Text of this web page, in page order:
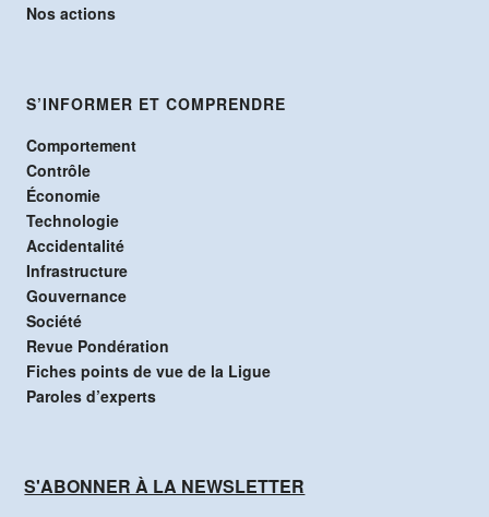
Nos actions
S’INFORMER ET COMPRENDRE
Comportement
Contrôle
Économie
Technologie
Accidentalité
Infrastructure
Gouvernance
Société
Revue Pondération
Fiches points de vue de la Ligue
Paroles d’experts
S'ABONNER À LA NEWSLETTER